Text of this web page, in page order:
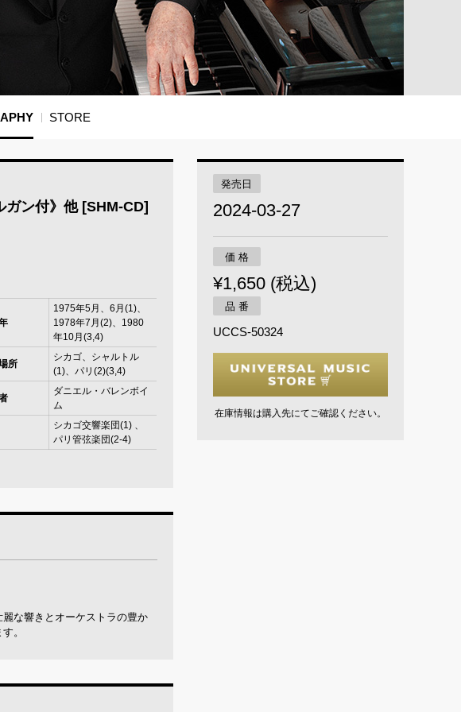
STORE
ン付》他 [SHM-CD]
1975年5月、6月(1)、
1978年7月(2)、1980
年10月(3,4)
所
シカゴ、シャルトル
(1)、パリ(2)(3,4)
ダニエル・バレンボイ
ム
シカゴ交響楽団(1) 、
パリ管弦楽団(2-4)
な響きとオーケストラの豊か
。
発売日
2024-03-27
価 格
¥1,650 (税込)
品 番
UCCS-50324
在庫情報は購入先にてご確認ください。